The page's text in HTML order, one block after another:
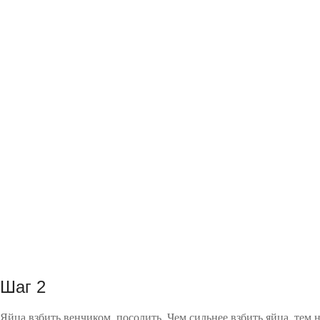
Шаг 2
Яйца взбить венчиком, посолить. Чем сильнее взбить яйца, тем